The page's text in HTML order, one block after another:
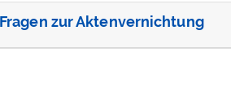
zur Aktenvernichtung